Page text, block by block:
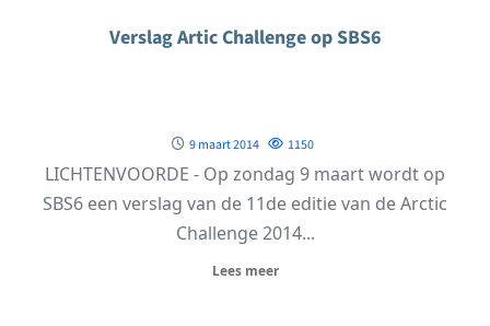
Verslag Artic Challenge op SBS6
9 maart 2014 1150
LICHTENVOORDE - Op zondag 9 maart wordt op
SBS6 een verslag van de 11de editie van de Arctic
Challenge 2014...
Lees meer